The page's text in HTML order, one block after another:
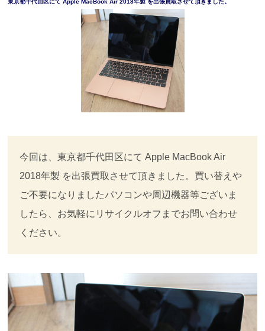
東京都千代田区にて Apple MacBook Air 2018年製 を出張買取させて頂きました。
今回は、東京都千代田区にて Apple MacBook Air
2018年製 を出張買取させて頂きました。買い替えや
ご不要になりましたパソコンや周辺機器等ございま
したら、お気軽にリサイクルオフまでお問い合わせ
ください。